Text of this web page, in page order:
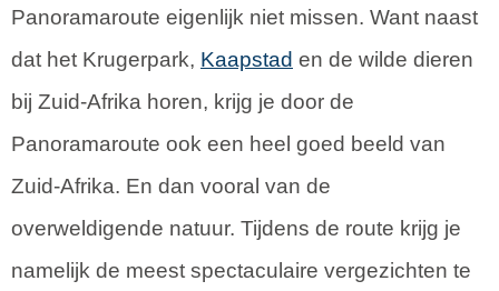
Panoramaroute eigenlijk niet missen. Want naast
dat het Krugerpark, Kaapstad en de wilde dieren
bij Zuid-Afrika horen, krijg je door de
Panoramaroute ook een heel goed beeld van
Zuid-Afrika. En dan vooral van de
overweldigende natuur. Tijdens de route krijg je
namelijk de meest spectaculaire vergezichten te